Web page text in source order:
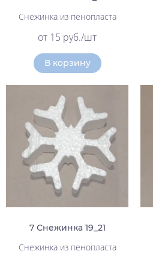
Снежинка из пенопласта
от 15 руб./шт
В корзину
7 Снежинка 19_21
Снежинка из пенопласта